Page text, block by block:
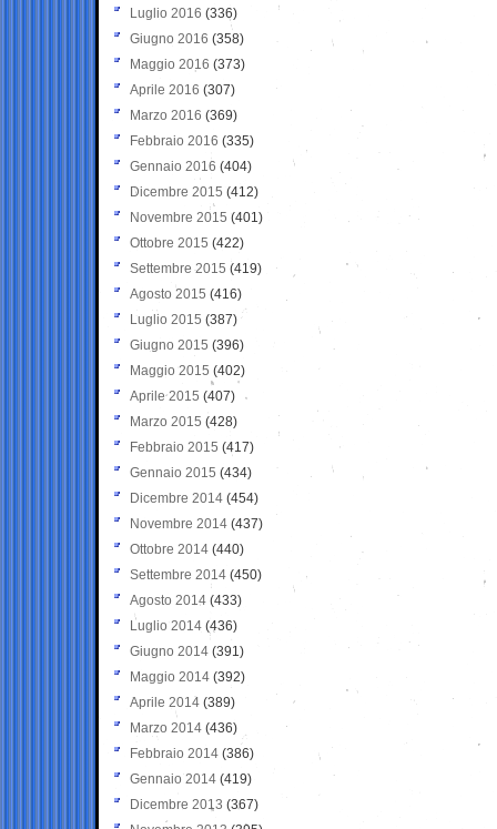
Luglio 2016 (336)
Giugno 2016 (358)
Maggio 2016 (373)
Aprile 2016 (307)
Marzo 2016 (369)
Febbraio 2016 (335)
Gennaio 2016 (404)
Dicembre 2015 (412)
Novembre 2015 (401)
Ottobre 2015 (422)
Settembre 2015 (419)
Agosto 2015 (416)
Luglio 2015 (387)
Giugno 2015 (396)
Maggio 2015 (402)
Aprile 2015 (407)
Marzo 2015 (428)
Febbraio 2015 (417)
Gennaio 2015 (434)
Dicembre 2014 (454)
Novembre 2014 (437)
Ottobre 2014 (440)
Settembre 2014 (450)
Agosto 2014 (433)
Luglio 2014 (436)
Giugno 2014 (391)
Maggio 2014 (392)
Aprile 2014 (389)
Marzo 2014 (436)
Febbraio 2014 (386)
Gennaio 2014 (419)
Dicembre 2013 (367)